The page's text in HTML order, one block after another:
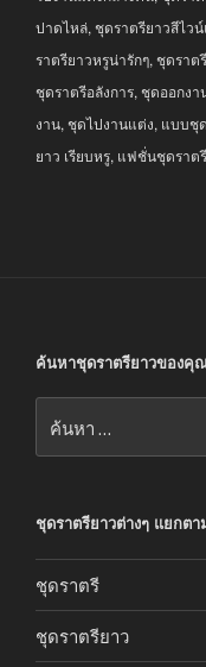
ปาดไหล่, ชุดราตรียาวสีไว
ราตรียาวหรูน่ารักๆ, ชุดราต
ชุดราตรีอลังการ, ชุดออกงา
งาน, ชุดไปงานแต่ง, แบบชุ
ยาว เรียบหรู, แฟชั่นชุดราต
ค้นหาชุดราตรียาวของคุ
ชุดราตรียาวต่างๆ แยกต
ชุดราตรี
ชุดราตรียาว